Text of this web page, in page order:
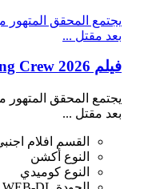
يجتمع المحقق المتهور
بعد مقتل ...
فيلم The Wrecking Crew 2026 مترجم HD
يجتمع المحقق المتهور
بعد مقتل ...
القسم
افلام
النوع أكشن
النوع كوميدي